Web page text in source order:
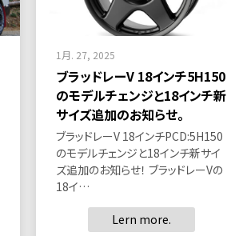
1月. 27, 2025
ブラッドレーV 18インチ5H150
のモデルチェンジと18インチ新
サイズ追加のお知らせ。
ブラッドレーV 18インチPCD:5H150
のモデルチェンジと18インチ新サイ
ズ追加のお知らせ！ ブラッドレーVの
18イ…
Lern more.